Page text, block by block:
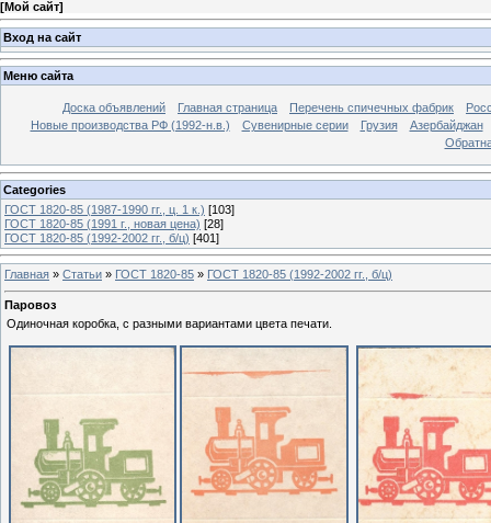
[Мой сайт]
Вход на сайт
Меню сайта
Доска объявлений Главная страница Перечень спичечных фабрик
Новые производства РФ (1992-н.в.)
Сувенирные серии Грузия
Азербайджан
Categories
ГОСТ 1820-85 (1987-1990 гг., ц. 1 к.) [103]
ГОСТ 1820-85 (1991 г., новая цена) [28]
ГОСТ 1820-85 (1992-2002 гг., б/ц) [401]
Главная » Статьи » ГОСТ 1820-85 » ГОСТ 1820-85 (1992-2002 гг., б/ц)
Паровоз
Одиночная коробка, с разными вариантами цвета печати.